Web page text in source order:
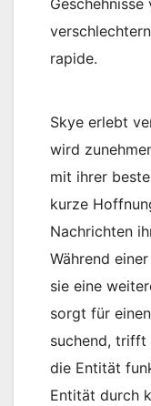
rapide.
Skye erlebt
wird
mit ihrer
kurze
Nachrichten
Während
sie eine
sorgt für
suchend, trifft
die Entität
Entität durch